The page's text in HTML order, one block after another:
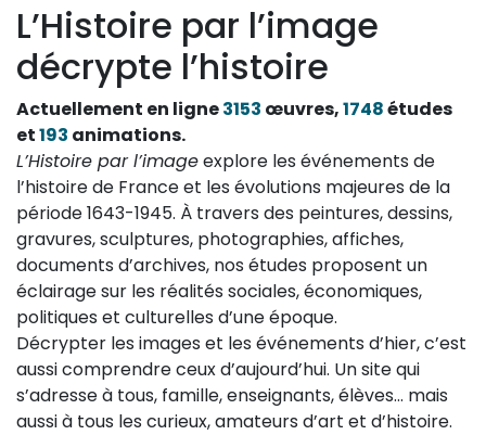
L’Histoire par l’image
décrypte l’histoire
Actuellement en ligne3153 œuvres,1748études
et193 animations.
L’Histoire par l’imageexplore les événements de
l’histoire de France et les évolutions majeures de la
période 1643-1945. À travers des peintures, dessins,
gravures, sculptures, photographies, affiches,
documents d’archives, nos études proposent un
éclairage sur les réalités sociales, économiques,
politiques et culturelles d’une époque.
Décrypter les images et les événements d’hier, c’est
aussi comprendre ceux d’aujourd’hui. Un site qui
s’adresse à tous, famille, enseignants, élèves… mais
aussi à tous les curieux, amateurs d’art et d’histoire.